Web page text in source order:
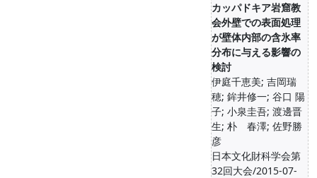
カッパドキア岩窟教
会外壁での表面処理
が壁体内部の含氷率
分布に与える影響の
検討
伊庭千恵美; 吉岡瑞
穂; 鉾井修一; 谷口 陽
子; 小泉圭吾; 渡邊晋
生; 朴 春澤; 佐野勝
彦
日本文化財科学会第
32回大会/2015-07-